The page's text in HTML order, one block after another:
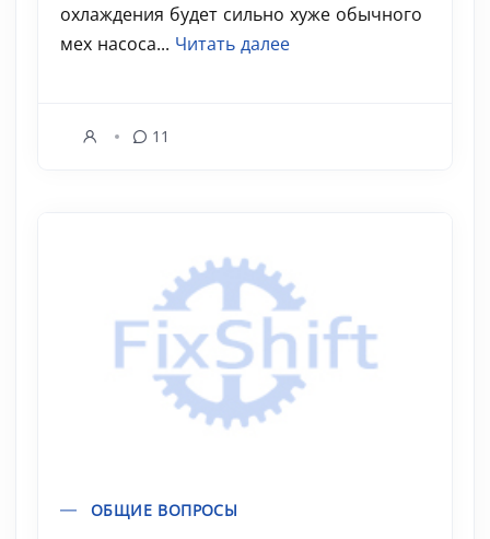
охлаждения будет сильно хуже обычного
мех насоса... Читать далее
11
ОБЩИЕ ВОПРОСЫ